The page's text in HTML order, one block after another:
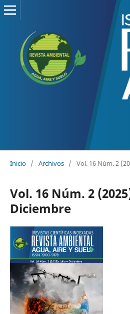
Inicio / Archivos / Vol. 16 Núm. 2
Vol. 16 Núm. 2
Diciembre